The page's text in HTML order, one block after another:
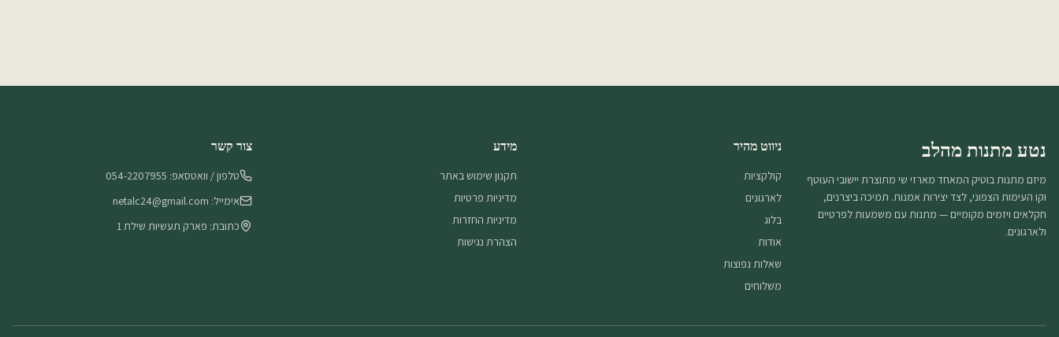
נטע מתנות מהלב
מיזם מתנות בוטיק המאחד מארזי שי מתוצרת יישובי העוטף
וקו העימות הצפוני, לצד יצירות אמנות. תמיכה ביצרנים,
חקלאים ויזמים מקומיים — מתנות עם משמעות לפרטיים
ולארגונים.
ניווט מהיר
קולקציות
לארגונים
בלוג
אודות
שאלות נפוצות
משלוחים
מידע
תקנון שימוש באתר
מדיניות פרטיות
מדיניות החזרות
הצהרת נגישות
צור קשר
טלפון / וואטסאפ: 054-2207955
אימייל: netalc24@gmail.com
כתובת: פארק תעשיות שילת 1